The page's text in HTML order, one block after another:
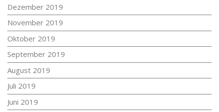
Dezember 2019
November 2019
Oktober 2019
September 2019
August 2019
Juli 2019
Juni 2019